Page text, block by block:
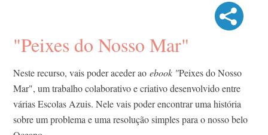
"Peixes do Nosso Mar"
Neste recurso, vais poder aceder ao ebook "Peixes do Nosso
Mar", um trabalho colaborativo e criativo desenvolvido entre
várias Escolas Azuis. Nele vais poder encontrar uma história
sobre um problema e uma resolução simples para o nosso belo